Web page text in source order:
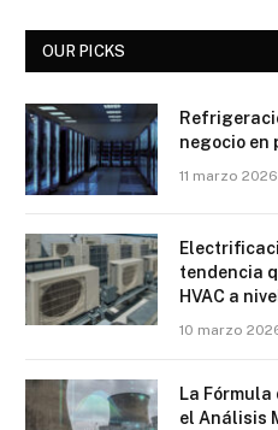
OUR PICKS
negocio en
11 marzo 2026
tendencia
HVAC a
10 marzo
La
el Análisis